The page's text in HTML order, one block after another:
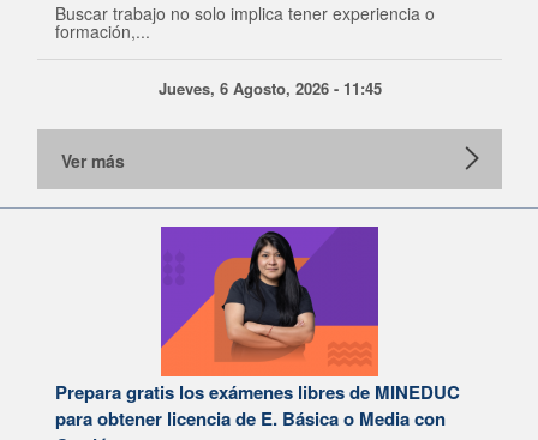
Buscar trabajo no solo implica tener experiencia o
formación,...
Jueves, 6 Agosto, 2026 - 11:45
Ver más
Prepara gratis los exámenes libres de MINEDUC
para obtener licencia de E. Básica o Media con